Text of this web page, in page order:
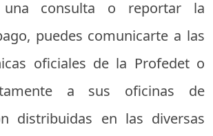
una consulta o reportar la
puedes comunicarte a las
oficiales de la Profedet o
a sus oficinas de
distribuidas en las diversas